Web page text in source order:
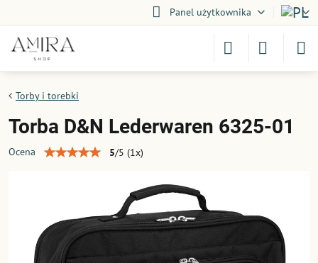
Panel użytkownika
Torby i torebki
Torba D&N Lederwaren 6325-01
Ocena 5/5 (1x)